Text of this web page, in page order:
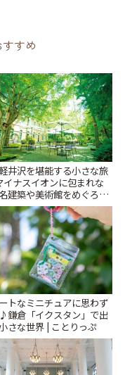
すめ
井沢を堪能する小さな旅
イナスイオンに包まれな
建築や美術館をめぐろう
りっぷ
トなミニチュアに思わず
鎌倉「イクスタン」で出
さな世界 | ことりっぷ